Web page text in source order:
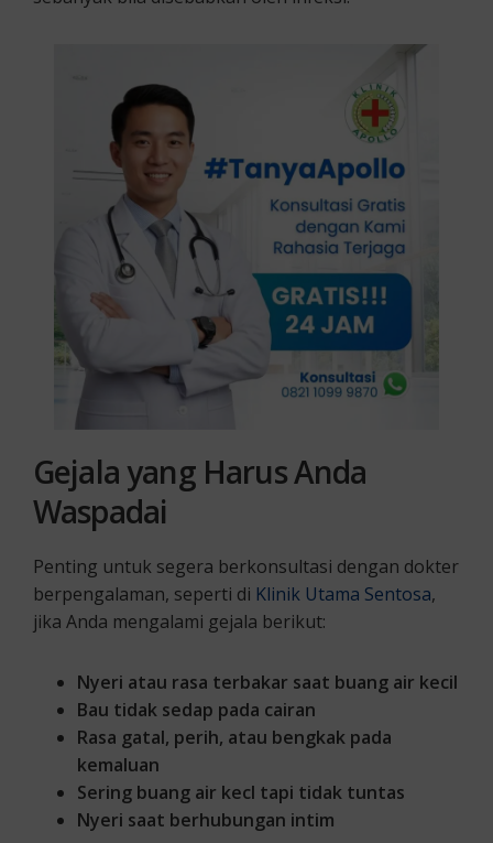
Gejala yang Harus Anda
Waspadai
Penting untuk segera berkonsultasi dengan dokter
berpengalaman, seperti di Klinik Utama Sentosa,
jika Anda mengalami gejala berikut:
Nyeri atau rasa terbakar saat buang air kecil
Bau tidak sedap pada cairan
Rasa gatal, perih, atau bengkak pada
kemaluan
Sering buang air kecl tapi tidak tuntas
Nyeri saat berhubungan intim